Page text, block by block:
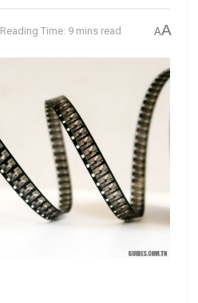
Reading Time: 9 mins read AA